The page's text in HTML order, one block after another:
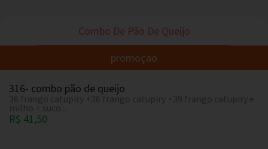
Combo De Pão De Queijo
promoçao
316- combo pão de queijo
R$ 41,50